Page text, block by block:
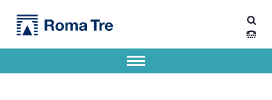
Canale: Sito web di Ateneo - Ricerca - News ed eventi - Dipartimento di Ingegneria Civile, Informatica e delle Tecnologie Aeronautiche
Apri il menu secondario
Header info sidebar